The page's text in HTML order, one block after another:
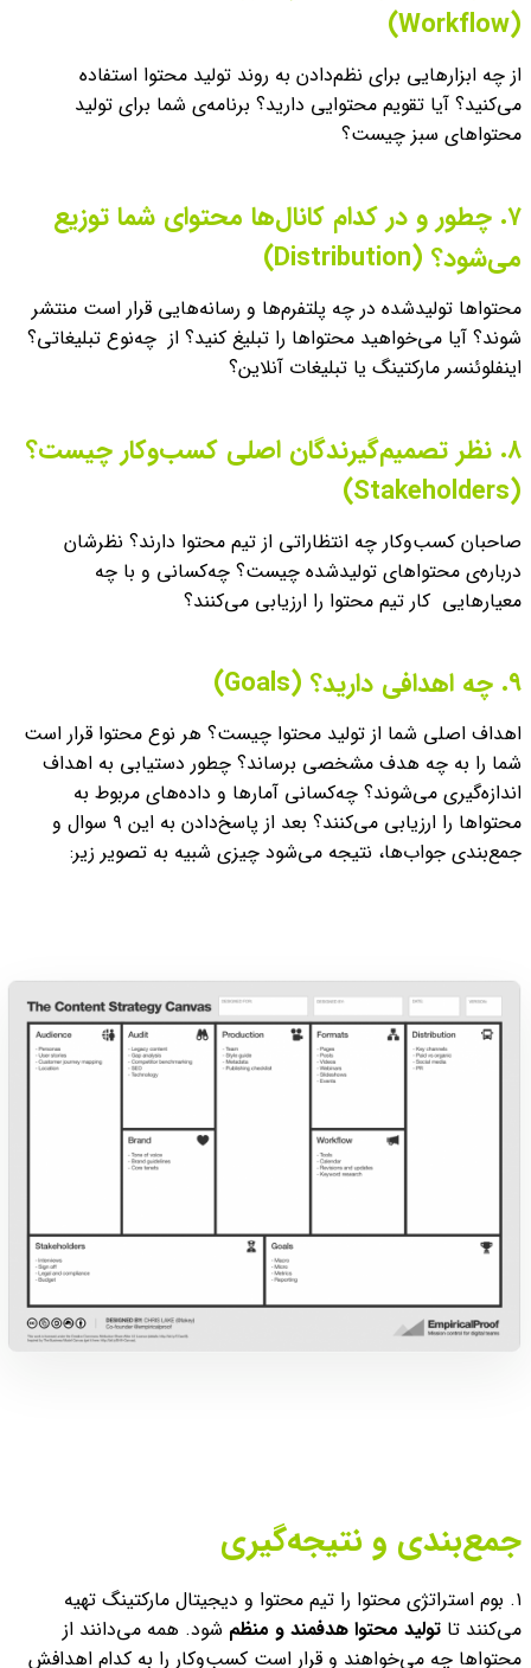
(Workflow)
از چه ابزارهایی برای نظم‌دادن به روند تولید محتوا استفاده
می‌کنید؟ آیا تقویم محتوایی دارید؟ برنامه‌ی شما برای تولید
محتواهای سبز چیست؟
۷. چطور و در کدام کانال‌ها محتوای شما توزیع
می‌شود؟ (Distribution)
محتواها تولید‌شده در چه پلتفرم‌ها و رسانه‌‌هایی قرار است منتشر
شوند؟ آیا می‌خواهید محتواها را تبلیغ کنید؟ از چه‌نوع تبلیغاتی؟
اینفلوئنسر مارکتینگ یا تبلیغات آنلاین؟
۸. نظر تصمیم‌گیرندگان اصلی کسب‌وکار چیست؟
(Stakeholders)
صاحبان کسب‌وکار چه انتظاراتی از تیم محتوا دارند؟ نظرشان
درباره‌ی محتواهای تولید‌شده چیست؟ چه‌کسانی و با چه
معیارهایی کار تیم محتوا را ارزیابی می‌کنند؟
۹. چه اهدافی دارید؟ (Goals)
اهداف اصلی شما از تولید محتوا چیست؟ هر نوع محتوا قرار است
شما را به چه هدف مشخصی برساند؟ چطور دستیابی به اهداف
اندازه‌گیری می‌شوند؟ چه‌کسانی آمارها و داده‌های مربوط به
محتواها را ارزیابی می‌کنند؟
بعد از پاسخ‌دادن به این ۹ سوال و
جمع‌بندی جواب‌ها، نتیجه می‌شود چیزی شبیه به تصویر زیر:
جمع‌بندی و نتیجه‌گیری
۱. بوم استراتژی محتوا را تیم محتوا و دیجیتال مارکتینگ تهیه
می‌کنند تا تولید محتوا هدفمند و منظم شود. همه می‌دانند از
محتواها چه می‌خواهند و قرار است کسب‌وکار را به کدام اهدافش